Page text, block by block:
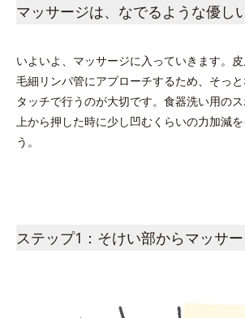
マッサージは、なでるような優し
いよいよ、マッサージに入っていきます。
毛細リンパ管にアプローチするため、そっ
タッチで行うのが大切です。食器洗い用の
上から押した時に少し凹むくらいの力加減
う。
ステップ1：そけい部からマッサ